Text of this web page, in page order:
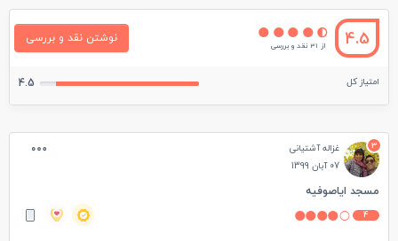
4.5 از 31 نقد و بررسی
نوشتن نقد و بررسی
امتیاز کل 4.5
3
غزاله آشتیانی
07 آبان 1399
مسجد ایاصوفیه
4